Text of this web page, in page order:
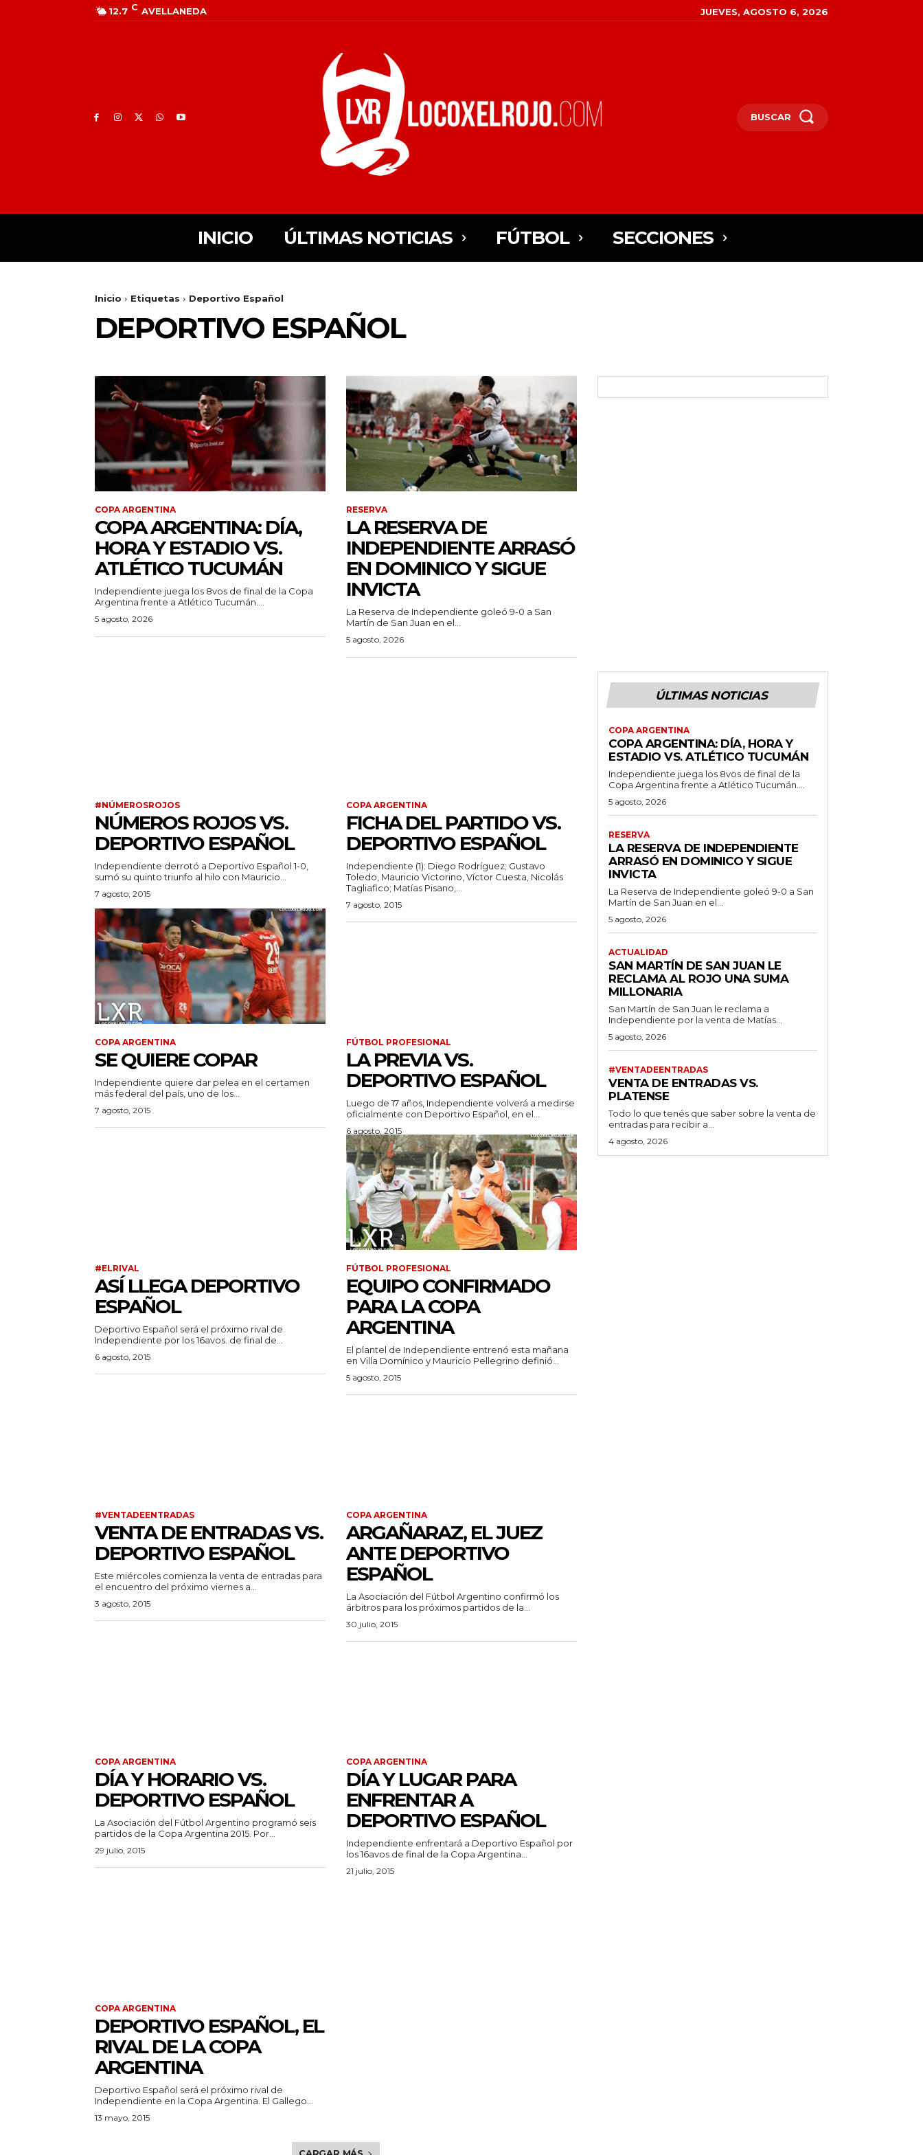
12.7 C AVELLANEDA JUEVES, AGOSTO 6, 2026
BUSCAR
INICIO ÚLTIMAS NOTICIAS FÚTBOL SECCIONES
Inicio Etiquetas Deportivo Español
DEPORTIVO ESPAÑOL
COPA ARGENTINA
COPA ARGENTINA: DÍA,
HORA Y ESTADIO VS.
ATLÉTICO TUCUMÁN
Independiente juega los 8vos de final de la Copa
Argentina frente a Atlético Tucumán....
5 agosto, 2026
RESERVA
LA RESERVA DE
INDEPENDIENTE ARRASÓ
EN DOMINICO Y SIGUE
INVICTA
La Reserva de Independiente goleó 9-0 a San
Martín de San Juan en el...
5 agosto, 2026
#NÚMEROSROJOS
NÚMEROS ROJOS VS.
DEPORTIVO ESPAÑOL
Independiente derrotó a Deportivo Español 1-0,
sumó su quinto triunfo al hilo con Mauricio...
7 agosto, 2015
COPA ARGENTINA
FICHA DEL PARTIDO VS.
DEPORTIVO ESPAÑOL
Independiente (1): Diego Rodríguez; Gustavo
Toledo, Mauricio Victorino, Víctor Cuesta, Nicolás
Tagliafico; Matías Pisano,...
7 agosto, 2015
COPA ARGENTINA
SE QUIERE COPAR
Independiente quiere dar pelea en el certamen
más federal del país, uno de los...
7 agosto, 2015
FÚTBOL PROFESIONAL
LA PREVIA VS.
DEPORTIVO ESPAÑOL
Luego de 17 años, Independiente volverá a medirse
oficialmente con Deportivo Español, en el...
6 agosto, 2015
#ELRIVAL
ASÍ LLEGA DEPORTIVO
ESPAÑOL
Deportivo Español será el próximo rival de
Independiente por los 16avos. de final de...
6 agosto, 2015
FÚTBOL PROFESIONAL
EQUIPO CONFIRMADO
PARA LA COPA
ARGENTINA
El plantel de Independiente entrenó esta mañana
en Villa Domínico y Mauricio Pellegrino definió...
5 agosto, 2015
#VENTADEENTRADAS
VENTA DE ENTRADAS VS.
DEPORTIVO ESPAÑOL
Este miércoles comienza la venta de entradas para
el encuentro del próximo viernes a...
3 agosto, 2015
COPA ARGENTINA
ARGAÑARAZ, EL JUEZ
ANTE DEPORTIVO
ESPAÑOL
La Asociación del Fútbol Argentino confirmó los
árbitros para los próximos partidos de la...
30 julio, 2015
COPA ARGENTINA
DÍA Y HORARIO VS.
DEPORTIVO ESPAÑOL
La Asociación del Fútbol Argentino programó seis
partidos de la Copa Argentina 2015. Por...
29 julio, 2015
COPA ARGENTINA
DÍA Y LUGAR PARA
ENFRENTAR A
DEPORTIVO ESPAÑOL
Independiente enfrentará a Deportivo Español por
los 16avos de final de la Copa Argentina...
21 julio, 2015
COPA ARGENTINA
DEPORTIVO ESPAÑOL, EL
RIVAL DE LA COPA
ARGENTINA
Deportivo Español será el próximo rival de
Independiente en la Copa Argentina. El Gallego...
13 mayo, 2015
ÚLTIMAS NOTICIAS
COPA ARGENTINA
COPA ARGENTINA: DÍA, HORA Y
ESTADIO VS. ATLÉTICO TUCUMÁN
Independiente juega los 8vos de final de la
Copa Argentina frente a Atlético Tucumán....
5 agosto, 2026
RESERVA
LA RESERVA DE INDEPENDIENTE
ARRASÓ EN DOMINICO Y SIGUE
INVICTA
La Reserva de Independiente goleó 9-0 a San
Martín de San Juan en el...
5 agosto, 2026
ACTUALIDAD
SAN MARTÍN DE SAN JUAN LE
RECLAMA AL ROJO UNA SUMA
MILLONARIA
San Martín de San Juan le reclama a
Independiente por la venta de Matías...
5 agosto, 2026
#VENTADEENTRADAS
VENTA DE ENTRADAS VS.
PLATENSE
Todo lo que tenés que saber sobre la venta de
entradas para recibir a...
4 agosto, 2026